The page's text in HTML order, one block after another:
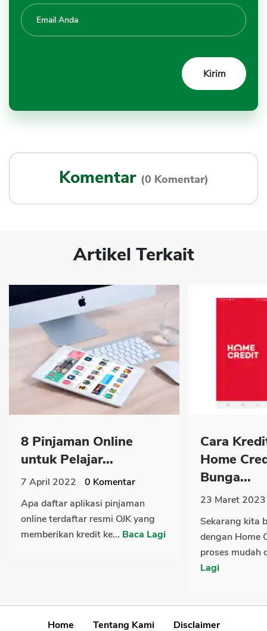
Komentar (0 Komentar)
Artikel Terkait
8 Pinjaman Online
untuk Pelajar...
7 April 2022 0 Komentar
Apa daftar aplikasi pinjaman
online terdaftar resmi OJK yang
memberikan kredit ke... Baca Lagi
Cara
Home
Bunga...
23 Maret 2023
Sekarang kita
dengan Home
proses mudah
Lagi
Home Tentang Kami Disclaimer